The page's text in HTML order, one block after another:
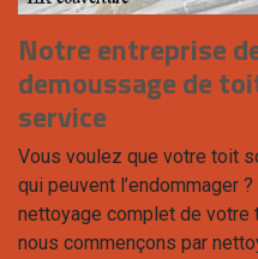
Notre entreprise
demoussage de
service
Vous voulez que votre toit
qui peuvent l’endommager
nettoyage complet de votre
nous commençons par